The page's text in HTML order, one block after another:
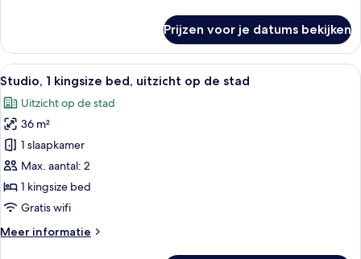
1
kingsize
bed
Prijzen voor je datums bekijken
Alle
foto's
voor
Studio,
kingsize
bed,
uitzicht
de
Een ruimtelijke leefruimte met een
10
Studio, 1 kingsize bed, uitzicht op de stad
Uitzicht op de stad
36 m²
1 slaapkamer
Max. aantal: 2
1 kingsize bed
Gratis wifi
Meer informatie
Meer